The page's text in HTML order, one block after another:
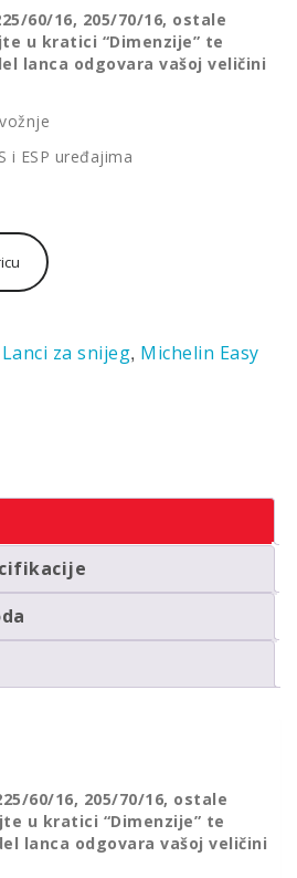
60/16, 205/70/16, ostale
u kratici “Dimenzije” te
lanca odgovara vašoj veličini
i ESP uređajima
Lanci za snijeg, Michelin Easy
60/16, 205/70/16, ostale
u kratici “Dimenzije” te
lanca odgovara vašoj veličini